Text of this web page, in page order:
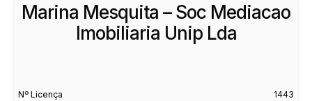
Marina Mesquita – Soc Mediacao
Imobiliaria Unip Lda
Nº Licença 1443